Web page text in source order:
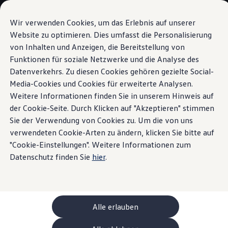
Wir verwenden Cookies, um das Erlebnis auf unserer
Website zu optimieren. Dies umfasst die Personalisierung
von Inhalten und Anzeigen, die Bereitstellung von
Funktionen für soziale Netzwerke und die Analyse des
Datenverkehrs. Zu diesen Cookies gehören gezielte Social-
Media-Cookies und Cookies für erweiterte Analysen.
Weitere Informationen finden Sie in unserem Hinweis auf
der Cookie-Seite. Durch Klicken auf "Akzeptieren" stimmen
Sie der Verwendung von Cookies zu. Um die von uns
verwendeten Cookie-Arten zu ändern, klicken Sie bitte auf
"Cookie-Einstellungen". Weitere Informationen zum
Datenschutz finden Sie hier.
Alle erlauben
Zum
Hauptinhalt
springen
Zum
Footer
springen
Ihre Konfiguration
Sondermodelle UNITED
Beratung und Kauf
Aktuelle Angebote
Geschäftskunden und Flotten
Sofort verfügbare Fahrzeuge
Occasionen
Finanzierung
Leasing-Rechner
Elektromobilität
Kosten und Finanzierung
Laden und Reichweite
Zuhause Laden
Unterwegs Laden
Bidirektionales Laden
Erneuerbare Energielösung: Helion
ChargeOn
Technologie und Batterie
Wie das Batteriesystem der ID. Modelle
Sprachassistent
Sagen Sie Ihrem ID.
«Hallo!»